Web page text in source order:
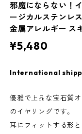
邪魔にならない！
ージカルステンレ
金属アレルギー ス
¥5,480
International
優雅で上品な宝石質
のイヤリングです。
耳にフィットする形